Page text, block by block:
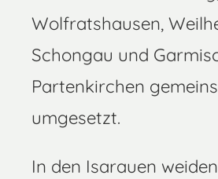
Wolfratshausen,
Schongau und
Partenkirchen
umgesetzt.
In den Isarauen